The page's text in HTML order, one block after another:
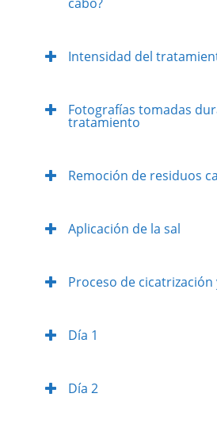
Intensidad del
Fotografías tomadas
tratamiento
Remoción de residuos
Aplicación de la sal
Proceso de cicatrización
Día 1
Día 2